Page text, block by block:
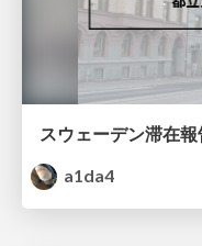
スウェーデン滞在報
a1da4